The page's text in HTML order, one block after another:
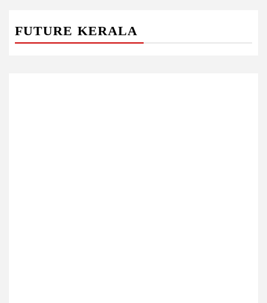
FUTURE KERALA